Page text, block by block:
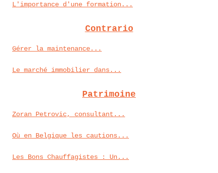
L'importance d'une formation...
Contrario
Gérer la maintenance...
Le marché immobilier dans...
Patrimoine
Zoran Petrovic, consultant...
Où en Belgique les cautions...
Les Bons Chauffagistes : Un...